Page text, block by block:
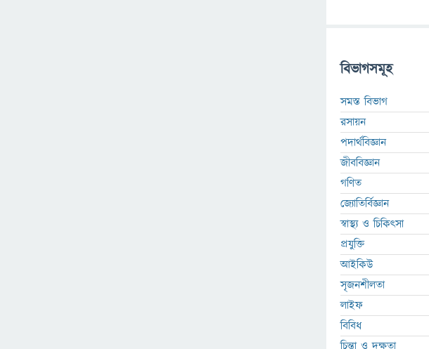
বিভাগসমূহ
সমস্ত বিভাগ
রসায়ন
পদার্থবিজ্ঞান
জীববিজ্ঞান
গণিত
জ্যোতির্বিজ্ঞান
স্বাস্থ্য ও চিকিৎসা
প্রযুক্তি
আইকিউ
সৃজনশীলতা
লাইফ
বিবিধ
চিন্তা ও দক্ষতা